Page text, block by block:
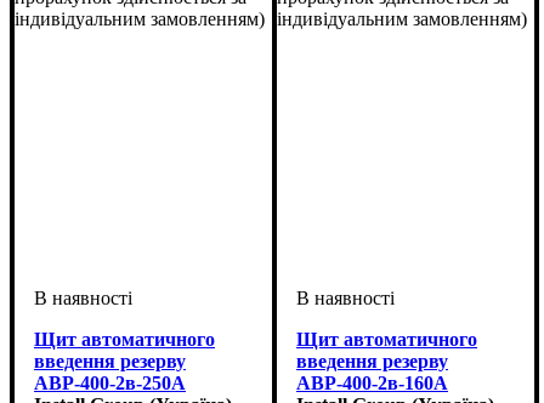
індивідуальним замовленням)
Щит автоматичного
введення резерву
АВР-400-2в-250А
індивідуальним замовленням)
Щит автоматичного
введення резерву
АВР-400-2в-160А